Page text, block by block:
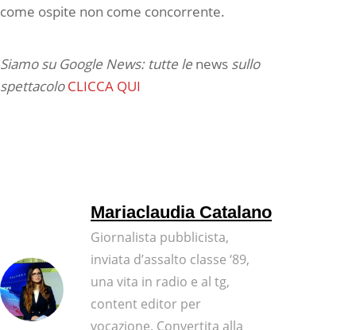
come ospite non come concorrente.
Siamo su Google News: tutte le news sullo
spettacoloCLICCA QUI
Mariaclaudia Catalano
Giornalista pubblicista,
inviata d’assalto classe ‘89,
una vita in radio e al tg,
content editor per
vocazione. Convertita alla